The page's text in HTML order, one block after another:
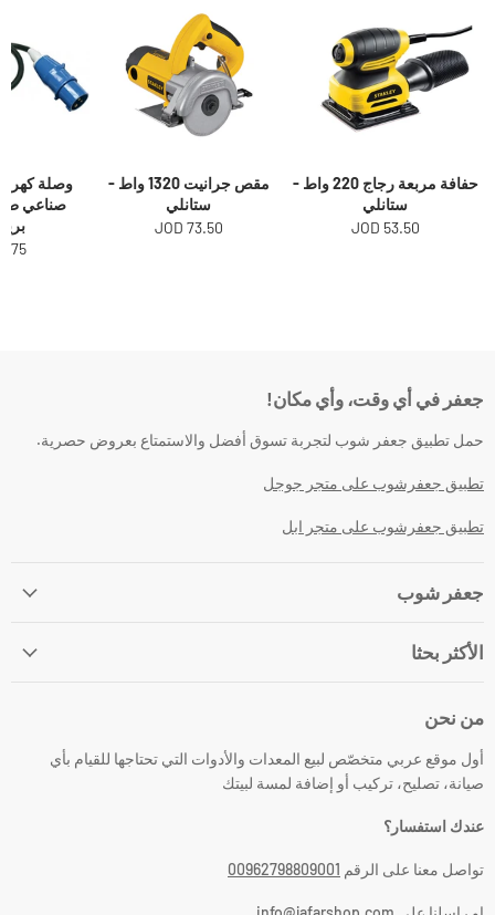
حفافة مربعة رجاج 220 واط -
ستانلي
53.50 JOD
مقص جرانيت 1320 واط -
ستانلي
73.50 JOD
وصلة
JOD
جعفر في أي وقت، وأي مكان!
حمل تطبيق جعفر شوب لتجربة تسوق أفضل والاستمتاع بعروض حصرية.
تطبيق جعفرشوب على متجر جوجل
تطبيق جعفرشوب على متجر ابل
جعفر شوب
الأكثر بحثا
من نحن
أول موقع عربي متخصّص لبيع المعدات والأدوات التي تحتاجها للقيام بأي
صيانة، تصليح، تركيب أو إضافة لمسة لبيتك
عندك استفسار؟
تواصل معنا على الرقم 00962798809001